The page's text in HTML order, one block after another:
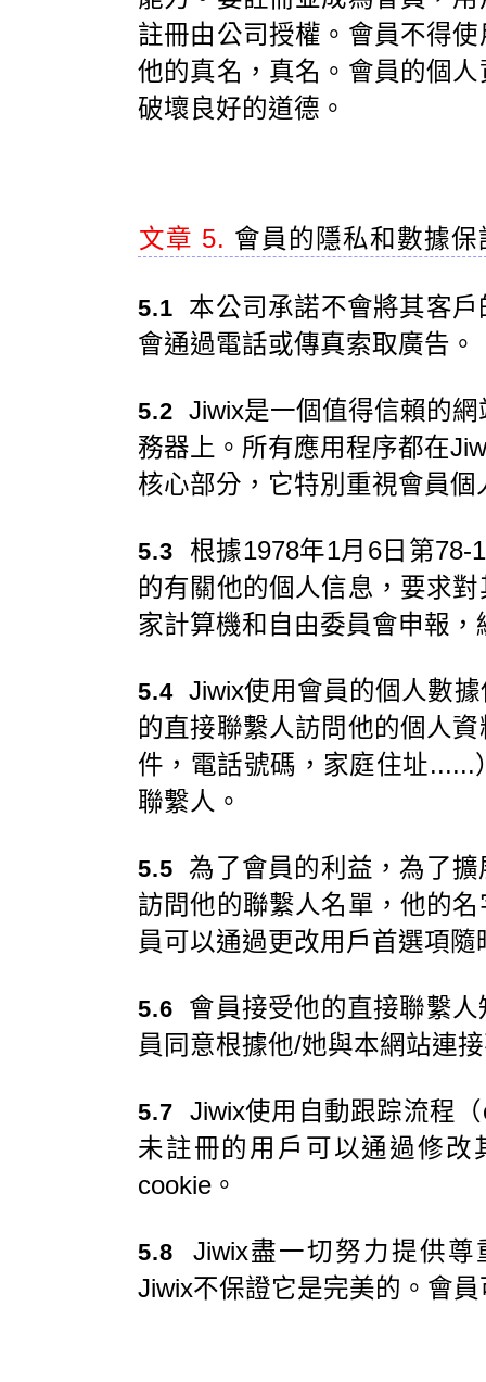
註冊由公司授權。會員不得
他的真名，真名。會員的個
破壞良好的道德。
文章 5. 會員的隱私和數據保
5.1 本公司承諾不會將其客
會通過電話或傳真索取廣告。
5.2 Jiwix是一個值得信賴的
務器上。所有應用程序都在
核心部分，它特別重視會員
5.3 根據1978年1月6日第78-
的有關他的個人信息，要求
家計算機和自由委員會申報，
5.4 Jiwix使用會員的個人數
的直接聯繫人訪問他的個人
件，電話號碼，家庭住址
聯繫人。
5.5 為了會員的利益，為了
訪問他的聯繫人名單，他的
員可以通過更改用戶首選項
5.6 會員接受他的直接聯繫
員同意根據他/她與本網站連
5.7 Jiwix使用自動跟踪流程
未註冊的用戶可以通過修改
cookie。
5.8 Jiwix盡一切努力提供尊
Jiwix不保證它是完美的。會